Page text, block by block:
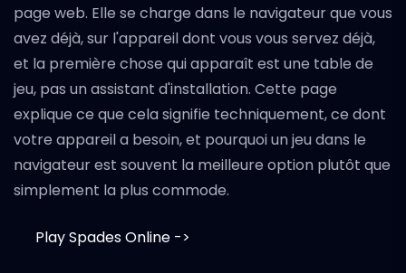
page web. Elle se charge dans le navigateur que vous
avez déjà, sur l'appareil dont vous vous servez déjà,
et la première chose qui apparaît est une table de
jeu, pas un assistant d'installation. Cette page
explique ce que cela signifie techniquement, ce dont
votre appareil a besoin, et pourquoi un jeu dans le
navigateur est souvent la meilleure option plutôt que
simplement la plus commode.
Play Spades Online ->